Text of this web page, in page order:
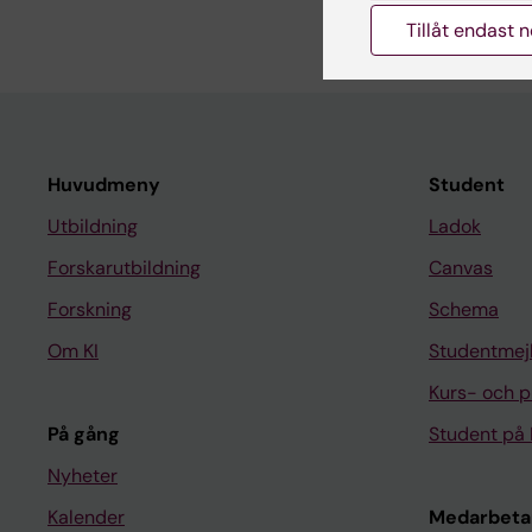
Chen E; Viktorisson
Huvudmeny
Utbildning
Forskarutbildning
Forskning
Om KI
På gång
Nyheter
Kalender
Student
Ladok
Canvas
Schema
Kurs- och
Student på
Tillåt endast